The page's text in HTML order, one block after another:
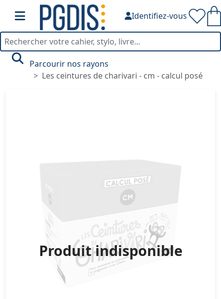
Identifiez-vous
Parcourir nos rayons
Les ceintures de charivari - cm - calcul posé
Produit indisponible